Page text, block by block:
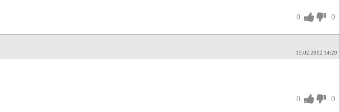
0 0
15.02.2012 14:29
0 0